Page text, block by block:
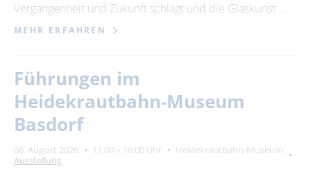
Vergangenheit und Zukunft schlägt und die Glaskunst …
MEHR ERFAHREN
Führungen im
Heidekrautbahn-Museum
Basdorf
08. August 2026 11:00 – 16:00 Uhr
Heidekrautbahn-Museum
Ausstellung